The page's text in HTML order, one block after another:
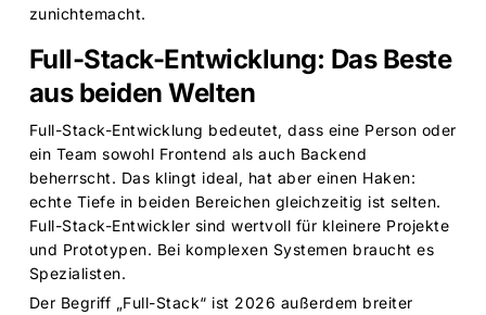
zunichtemacht.
Full-Stack-Entwicklung: Das Beste
aus beiden Welten
Full-Stack-Entwicklung bedeutet, dass eine Person oder
ein Team sowohl Frontend als auch Backend
beherrscht. Das klingt ideal, hat aber einen Haken:
echte Tiefe in beiden Bereichen gleichzeitig ist selten.
Full-Stack-Entwickler sind wertvoll für kleinere Projekte
und Prototypen. Bei komplexen Systemen braucht es
Spezialisten.
Der Begriff „Full-Stack“ ist 2026 außerdem breiter